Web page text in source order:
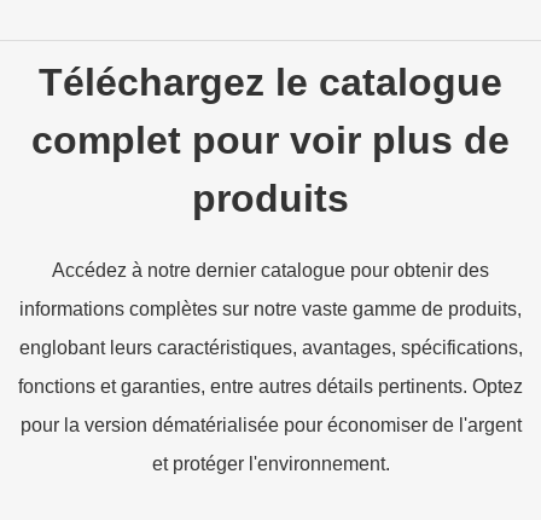
Téléchargez le catalogue
complet pour voir plus de
produits
Accédez à notre dernier catalogue pour obtenir des
informations complètes sur notre vaste gamme de produits,
englobant leurs caractéristiques, avantages, spécifications,
fonctions et garanties, entre autres détails pertinents. Optez
pour la version dématérialisée pour économiser de l'argent
et protéger l'environnement.